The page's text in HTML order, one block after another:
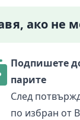
ако не
Подпишете
парите
След
по избран от